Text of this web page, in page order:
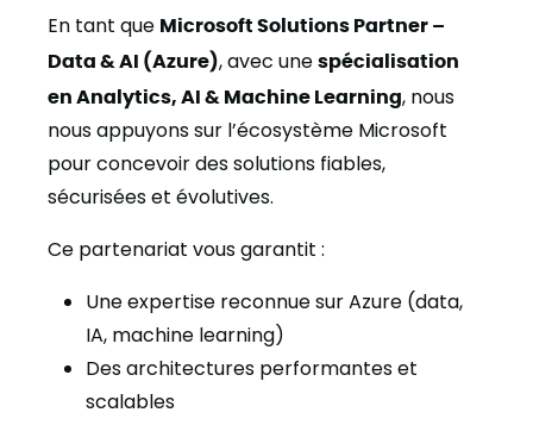
En tant que Microsoft Solutions Partner –
Data & AI (Azure), avec une spécialisation
en Analytics, AI & Machine Learning, nous
nous appuyons sur l’écosystème Microsoft
pour concevoir des solutions fiables,
sécurisées et évolutives.
Ce partenariat vous garantit :
Une expertise reconnue sur Azure (data,
IA, machine learning)
Des architectures performantes et
scalables